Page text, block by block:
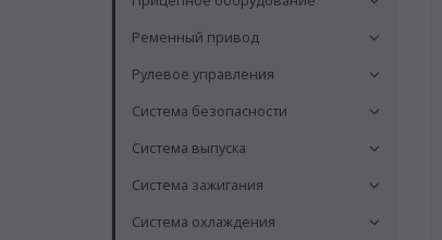
Ременный привод
Рулевое управления
Система безопасности
Система выпуска
Система зажигания
Система охлаждения